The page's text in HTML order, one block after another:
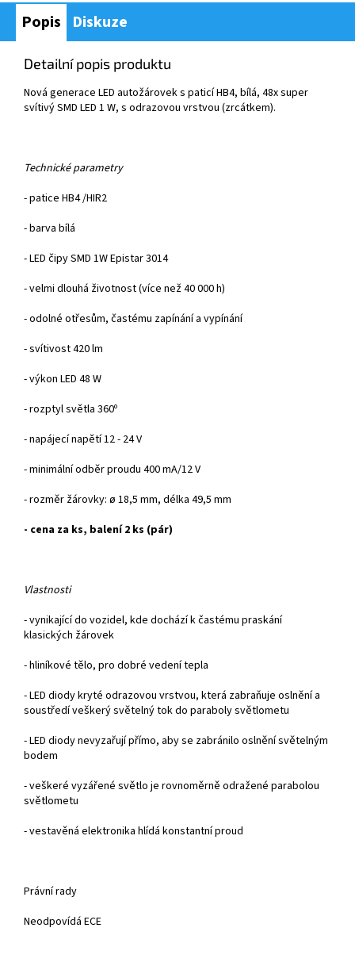
Popis Diskuze
Detailní popis produktu
Nová generace LED autožárovek s paticí HB4, bílá, 48x super
svítivý SMD LED 1 W, s odrazovou vrstvou (zrcátkem).
Technické parametry
- patice HB4 /HIR2
- barva bílá
-LED čipy SMD 1W Epistar 3014
- velmi dlouhá životnost (více než 40 000 h)
- odolné otřesům, častému zapínání a vypínání
-svítivost 420 lm
- výkon LED 48 W
- rozptyl světla 360º
- napájecí napětí 12 - 24 V
- minimální odběr proudu 400 mA/12 V
- rozměr žárovky: ø 18,5 mm, délka 49,5 mm
- cena za ks, balení 2 ks (pár)
Vlastnosti
- vynikající do vozidel, kde dochází k častému praskání
klasických žárovek
-hliníkové tělo, pro dobré vedení tepla
- LED diody kryté odrazovou vrstvou, která zabraňuje oslnění a
soustředí veškerý světelný tok do paraboly světlometu
- LED diody nevyzařují přímo, aby se zabránilo oslnění světelným
bodem
- veškeré vyzářené světlo je rovnoměrně odražené parabolou
světlometu
- vestavěná elektronika hlídá konstantní proud
Právní rady
Neodpovídá ECE